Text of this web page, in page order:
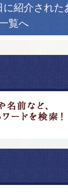
に紹介された
覧へ